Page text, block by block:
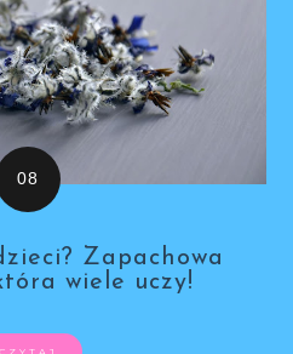
Zapachowa
wiele uczy!